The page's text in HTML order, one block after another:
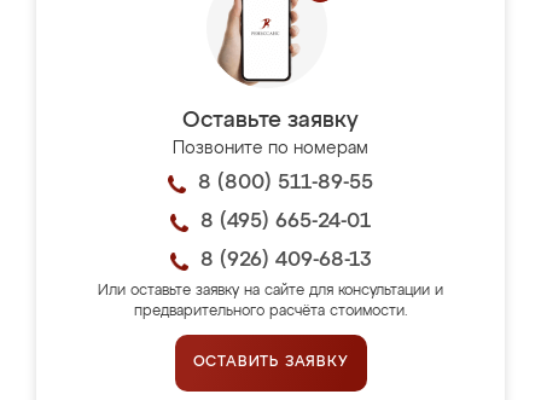
Оставьте заявку
Позвоните по номерам
8 (800) 511-89-55
8 (495) 665-24-01
8 (926) 409-68-13
Или оставьте заявку на сайте для консультации и
предварительного расчёта стоимости.
ОСТАВИТЬ ЗАЯВКУ